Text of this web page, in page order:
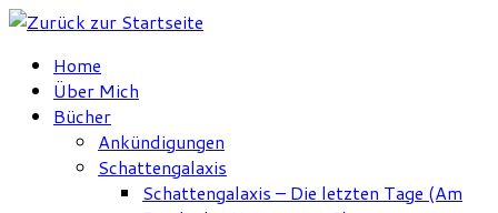
Zum
springenHome
Über Mich
Bücher
Ankündigungen
Schattengalaxis
Schattengalaxis – Die letzten Tage (Am